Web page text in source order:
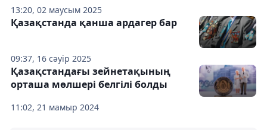
13:20, 02 маусым 2025
09:37, 16 сәуір 2025
Қазақстанда қанша ардагер бар
11:02, 21 мамыр 2024
Қазақстандағы зейнетақының
орташа мөлшері белгілі болды